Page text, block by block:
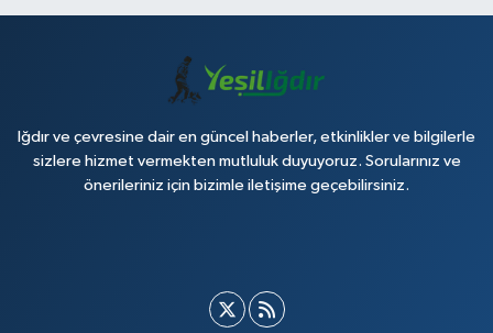
Iğdır ve çevresine dair en güncel haberler, etkinlikler ve bilgilerle
sizlere hizmet vermekten mutluluk duyuyoruz. Sorularınız ve
önerileriniz için bizimle iletişime geçebilirsiniz.